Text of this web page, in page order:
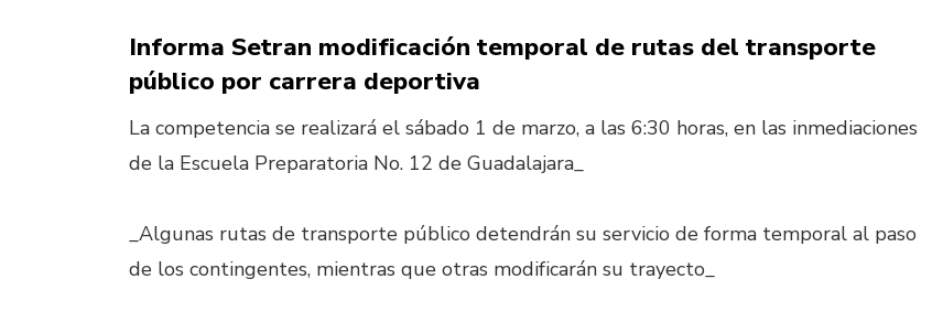
Informa Setran modificación temporal de rutas del transporte
público por carrera deportiva
La competencia se realizará el sábado 1 de marzo, a las 6:30 horas, en las inmediaciones
de la Escuela Preparatoria No. 12 de Guadalajara_
_Algunas rutas de transporte público detendrán su servicio de forma temporal al paso
de los contingentes, mientras que otras modificarán su trayecto_